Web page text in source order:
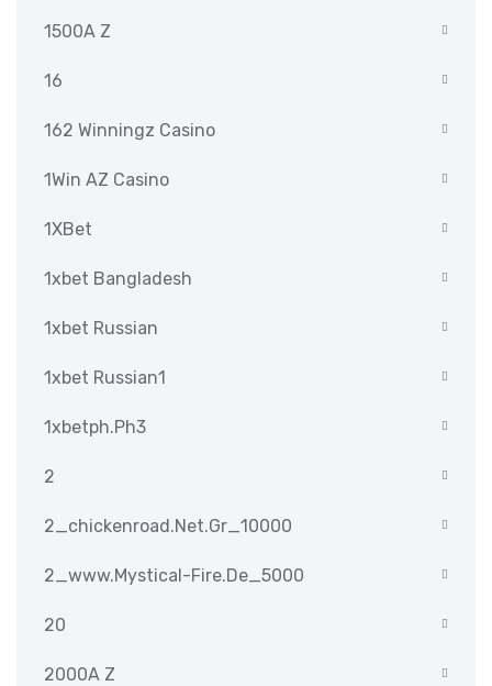
1500A Z
16
162 Winningz Casino
1Win AZ Casino
1XBet
1xbet Bangladesh
1xbet Russian
1xbet Russian1
1xbetph.ph3
2
2_chickenroad.net.gr_10000
2_www.mystical-Fire.de_5000
20
2000A Z